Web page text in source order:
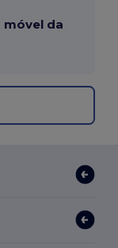
móvel da